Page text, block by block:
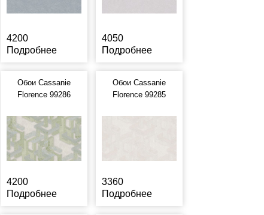
4200
Подробнее
4050
Подробнее
Обои Cassanie
Florence 99286
4200
Подробнее
Обои Cassanie
Florence 99285
3360
Подробнее